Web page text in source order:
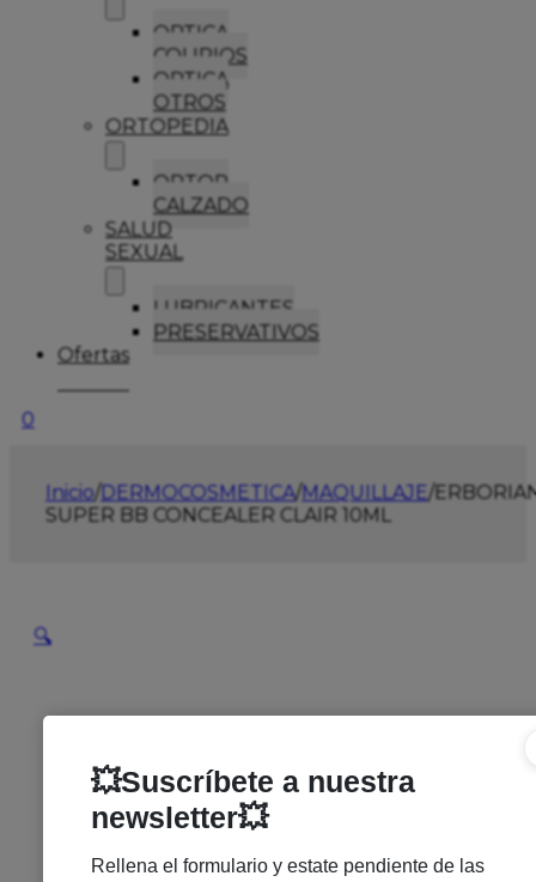
OPTICA
COLIRIOS
OPTICA
OTROS
ORTOPEDIA
ORTOP
CALZADO
SALUD
SEXUAL
LUBRICANTES
PRESERVATIVOS
Ofertas
0
Inicio/DERMOCOSMETICA/MAQUILLAJE/
SUPER BB CONCEALER CLAIR 10ML
🔍